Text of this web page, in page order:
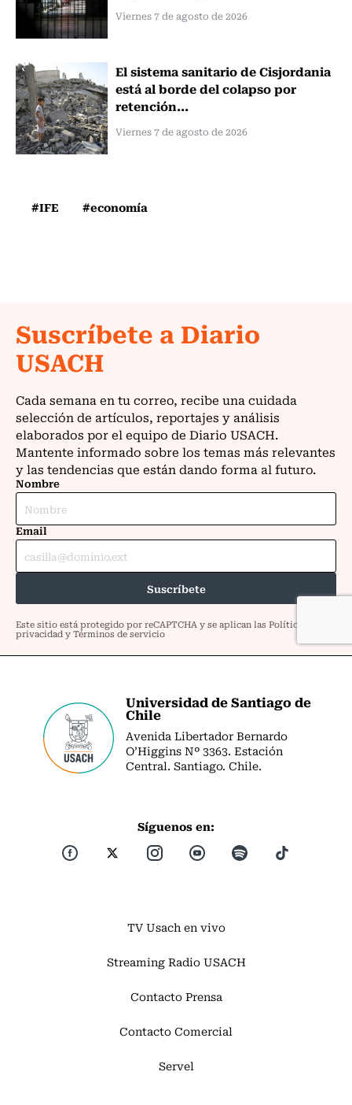
Viernes 7 de agosto de 2026
El sistema sanitario de Cisjordania
está al borde del colapso por
retención...
Viernes 7 de agosto de 2026
#IFE #economía
Universidad de Santiago de
Chile
Avenida Libertador Bernardo
O’Higgins Nº 3363. Estación
Central. Santiago. Chile.
Síguenos en:
TV Usach en vivo
Streaming Radio USACH
Contacto Prensa
Contacto Comercial
Servel